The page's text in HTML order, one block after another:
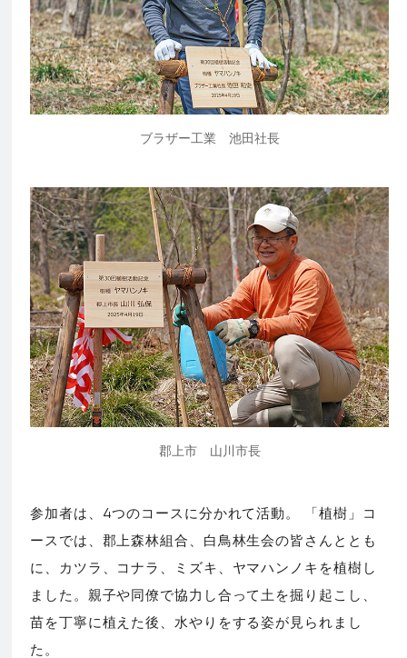
ブラザー工業 池田社長
郡上市 山川市長
参加者は、4つのコースに分かれて活動。 「植樹」コ
ースでは、郡上森林組合、白鳥林生会の皆さんととも
に、カツラ、コナラ、ミズキ、ヤマハンノキを植樹し
ました。親子や同僚で協力し合って土を掘り起こし、
苗を丁寧に植えた後、水やりをする姿が見られまし
た。